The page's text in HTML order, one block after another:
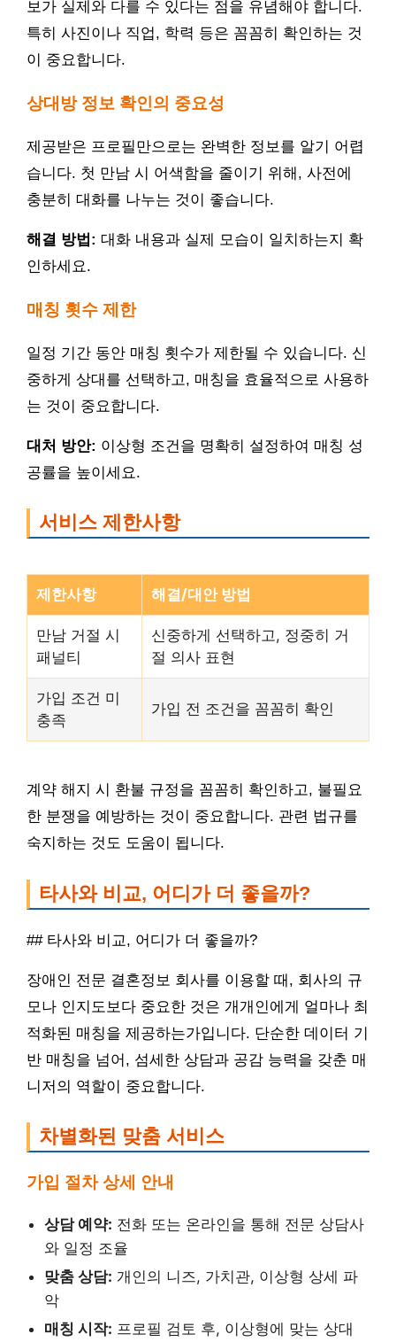
보가 실제와 다를 수 있다는 점을 유념해야 합니다.
특히 사진이나 직업, 학력 등은 꼼꼼히 확인하는 것
이 중요합니다.
상대방 정보 확인의 중요성
제공받은 프로필만으로는 완벽한 정보를 알기 어렵
습니다. 첫 만남 시 어색함을 줄이기 위해, 사전에
충분히 대화를 나누는 것이 좋습니다.
해결 방법: 대화 내용과 실제 모습이 일치하는지 확
인하세요.
매칭 횟수 제한
일정 기간 동안 매칭 횟수가 제한될 수 있습니다. 신
중하게 상대를 선택하고, 매칭을 효율적으로 사용하
는 것이 중요합니다.
대처 방안: 이상형 조건을 명확히 설정하여 매칭 성
공률을 높이세요.
서비스 제한사항
제한사항 해결/대안 방법
만남 거절 시
패널티
신중하게 선택하고, 정중히 거
절 의사 표현
가입 조건 미
충족
가입 전 조건을 꼼꼼히 확인
계약 해지 시 환불 규정을 꼼꼼히 확인하고, 불필요
한 분쟁을 예방하는 것이 중요합니다. 관련 법규를
숙지하는 것도 도움이 됩니다.
타사와 비교, 어디가 더 좋을까?
## 타사와 비교, 어디가 더 좋을까?
장애인 전문 결혼정보 회사를 이용할 때, 회사의 규
모나 인지도보다 중요한 것은 개개인에게 얼마나 최
적화된 매칭을 제공하는가입니다. 단순한 데이터 기
반 매칭을 넘어, 섬세한 상담과 공감 능력을 갖춘 매
니저의 역할이 중요합니다.
차별화된 맞춤 서비스
가입 절차 상세 안내
상담 예약: 전화 또는 온라인을 통해 전문 상담사
와 일정 조율
맞춤 상담: 개인의 니즈, 가치관, 이상형 상세 파
악
매칭 시작: 프로필 검토 후, 이상형에 맞는 상대